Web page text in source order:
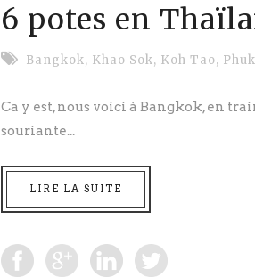
6 potes en
Bangkok, Khao Sok, Koh Tao,
Ca y est, nous voici à Bangkok, en
souriante...
LIRE LA SUITE